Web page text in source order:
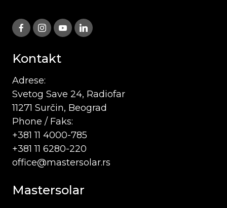
Kontakt
Adrese:
Svetog Save 24, Radiofar
11271 Surčin, Beograd
Phone / Faks:
+381 11 4000-785
+381 11 6280-220
office@mastersolar.rs
Mastersolar